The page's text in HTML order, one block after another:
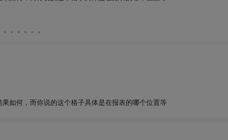
。。。。。
如何，而你说的这个格子具体是在报表的哪个位置等